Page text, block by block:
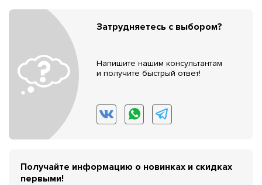
Затрудняетесь с выбором?
Напишите нашим консультантам
и получите быстрый ответ!
Получайте информацию о новинках и скидках
первыми!